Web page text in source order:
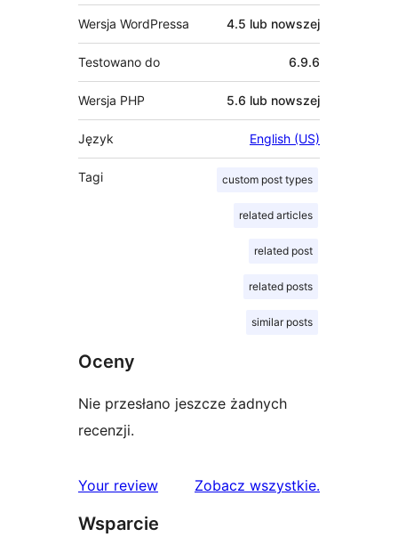
Wersja WordPressa 4.5 lub nowszej
Testowano do 6.9.6
Wersja PHP 5.6 lub nowszej
Język English (US)
Tagi custom post types
related articles
related post
related posts
similar posts
Oceny
Nie przesłano jeszcze żadnych
recenzji.
Your review Zobacz wszystkierecenzje
.
Wsparcie